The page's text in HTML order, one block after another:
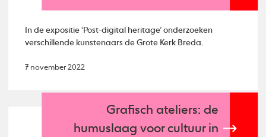
In de expositie ‘Post-digital heritage’ onderzoeken
verschillende kunstenaars de Grote Kerk Breda.
7 november 2022
Grafisch ateliers: de
humuslaag voor cultuur in